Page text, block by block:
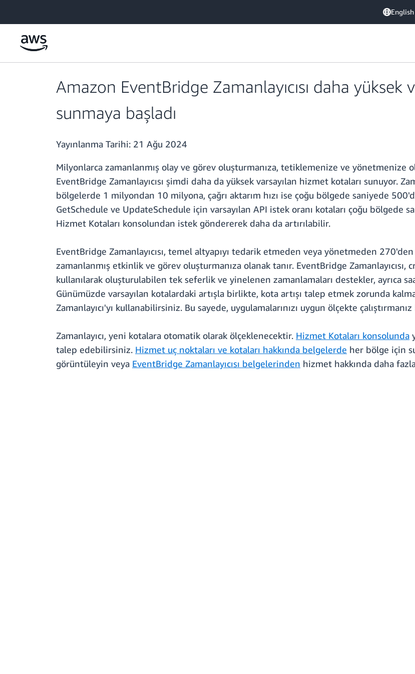
English
Amazon EventBridge Zamanlayıcısı daha yüksek
sunmaya başladı
Yayınlanma Tarihi: 21 Ağu 2024
Milyonlarca zamanlanmış olay ve görev oluşturmanıza, tetiklemenize ve yönetmenize
EventBridge Zamanlayıcısı şimdi daha da yüksek varsayılan hizmet kotaları sunuyor.
bölgelerde 1 milyondan 10 milyona, çağrı aktarım hızı ise çoğu bölgede saniyede
GetSchedule ve UpdateSchedule için varsayılan API istek oranı kotaları çoğu bölgede
Hizmet Kotaları konsolundan istek göndererek daha da artırılabilir.
EventBridge Zamanlayıcısı, temel altyapıyı tedarik etmeden veya yönetmeden
zamanlanmış etkinlik ve görev oluşturmanıza olanak tanır. EventBridge
kullanılarak oluşturulabilen tek seferlik ve yinelenen zamanlamaları destekler, ayrıca
Günümüzde varsayılan kotalardaki artışla birlikte, kota artışı talep etmek zorunda
Zamanlayıcı'yı kullanabilirsiniz. Bu sayede, uygulamalarınızı uygun ölçekte çalıştırmanız
Zamanlayıcı, yeni kotalara otomatik olarak ölçeklenecektir. Hizmet Kotaları konsolunda
talep edebilirsiniz. Hizmet uç noktaları ve kotaları hakkında belgelerde her bölge için
görüntüleyin veya EventBridge Zamanlayıcısı belgelerinden hizmet hakkında daha